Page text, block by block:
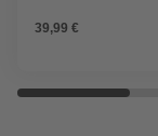
matt/bambusfarben
39,99 €